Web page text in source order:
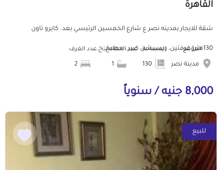
القاهرة
شقة للايجار بمدينه نصر ع شارع الخمسين الرئيسي بعد. كايرو تاون
130متر( غرفتين، ريسبشن كبير ، مطبخ، ح... الموقع
مدينة نصر
المساحة عدد الحمامات عدد الغرف
8,000 جنيه / سنوياً
للبيع